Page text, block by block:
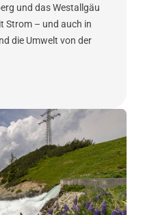
und das Westallgäu
Strom – und auch in
die Umwelt von der